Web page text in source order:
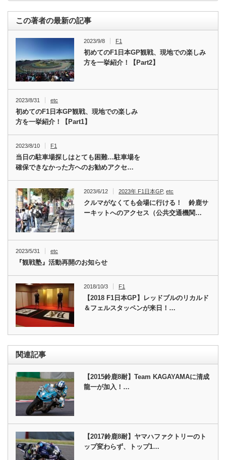
この著者の最新の記事
2023/9/8 F1
初めてのF1日本GP観戦、現地での楽しみ
方を一挙紹介！【Part2】
2023/8/31 etc
初めてのF1日本GP観戦、現地での楽しみ
方を一挙紹介！【Part1】
2023/8/10 F1
当日の駐車場探しはとても困難…駐車場を
確保できなかった方へのお勧めアクセ…
2023/6/12 2023年 F1日本GP,etc
クルマがなくても会場に行ける！ 鈴鹿サ
ーキットへのアクセス（公共交通機関…
2023/5/31 etc
『観戦塾』活動再開のお知らせ
2018/10/3 F1
【2018 F1日本GP】レッドブルのリカルド
＆フェルスタッペンが来日！…
関連記事
【2015鈴鹿8耐】Team KAGAYAMAに清成
龍一が加入！…
【2017鈴鹿8耐】ヤマハファクトリーのト
ップ変わらず、トップ1…